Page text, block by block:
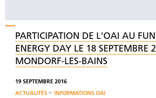
PARTICIPATION DE L'OAI AU
ENERGY DAY LE 18 SEPTEMBRE
MONDORF-LES-BAINS
19 SEPTEMBRE 2016
ACTUALITÉS - INFORMATIONS OAI